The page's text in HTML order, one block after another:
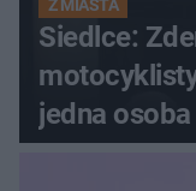
Z MIASTA
Siedlce:
jedna